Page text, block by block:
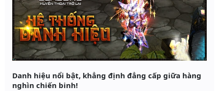
Danh hiệu nổi bật, khẳng định đẳng cấp giữa hàng
nghìn chiến binh!